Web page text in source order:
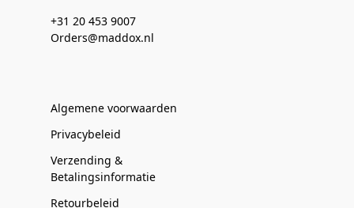
+31 20 453 9007
Orders@maddox.nl
Algemene voorwaarden
Privacybeleid
Verzending &
Betalingsinformatie
Retourbeleid